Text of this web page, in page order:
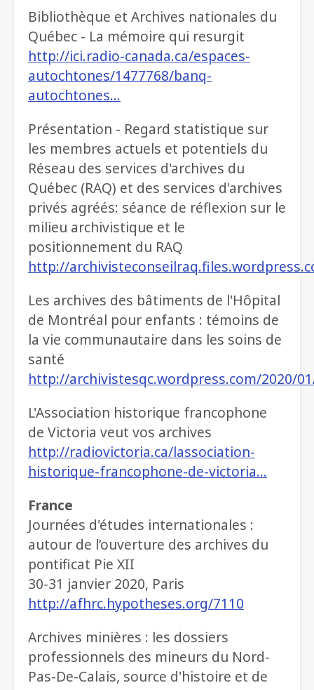
Bibliothèque et Archives nationales du
Québec - La mémoire qui resurgit
http://ici.radio-canada.ca/espaces-
autochtones/1477768/banq-
autochtones…
Présentation - Regard statistique sur
les membres actuels et potentiels du
Réseau des services d'archives du
Québec (RAQ) et des services d'archives
privés agréés: séance de réflexion sur le
milieu archivistique et le
positionnement du RAQ
http://
Les archives des bâtiments de l'Hôpital
de Montréal pour enfants : témoins de
la vie communautaire dans les soins de
santé
http://archivistesqc.wordpress.com/2020/
L'Association historique francophone
de Victoria veut vos archives
http://radiovictoria.ca/lassociation-
historique-francophone-de-victoria…
France
Journées d'études internationales :
autour de l’ouverture des archives du
pontificat Pie XII
30-31 janvier 2020, Paris
http://afhrc.hypotheses.org/7110
Archives minières : les dossiers
professionnels des mineurs du Nord-
Pas-De-Calais, source d'histoire et de